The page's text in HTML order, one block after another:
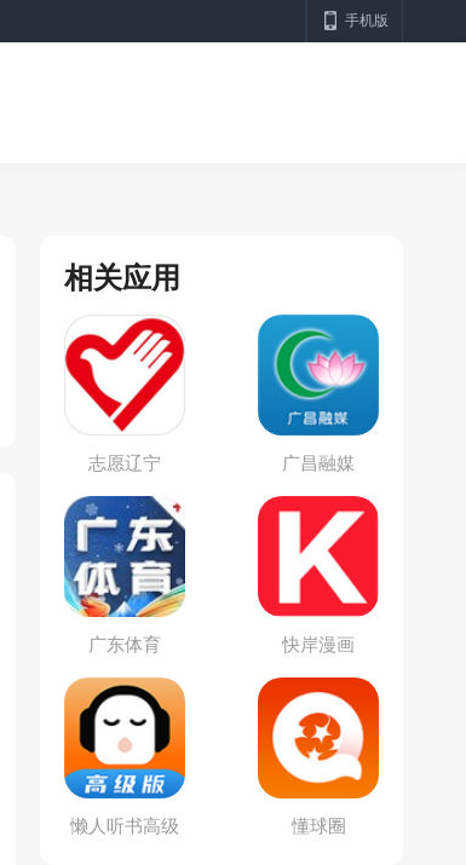
手机版
相关应用
志愿辽宁 广昌融媒
广东体育 快岸漫画
懒人听书高级
懂球圈